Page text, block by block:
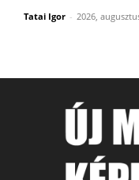
Tatai Igor - 2026,